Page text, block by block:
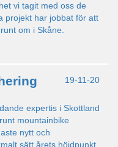
vi tagit med oss de
projekt har jobbat för att
om i Skåne.
19-11-20
expertis i Skottland
mountainbike
nytt och
sätt årets höjdpunkt